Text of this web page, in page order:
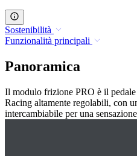
Sostenibilità
Funzionalità principali
Panoramica
Il modulo frizione PRO è il
Racing altamente regolabili, con
intercambiabile per una